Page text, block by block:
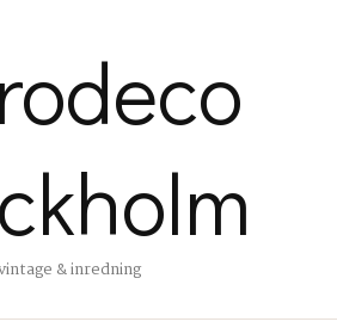
& inredning